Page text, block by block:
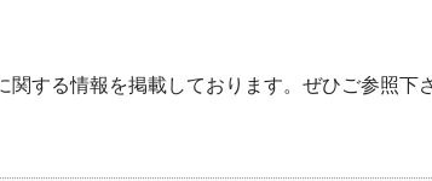
する情報を掲載しております。ぜひご参照下